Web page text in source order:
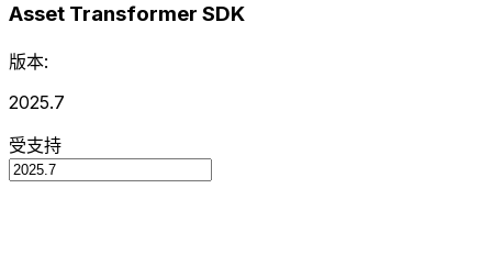
Asset Transformer SDK
版本:
2025.7
受支持